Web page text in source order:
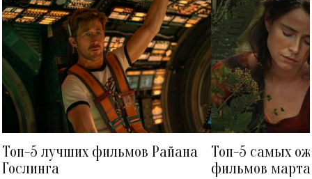
Топ-5 лучших фильмов Райана
Гослинга
Топ-5 самых
фильмов